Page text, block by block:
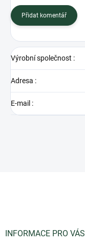
Přidat komentář
Výrobní společnost :
Adresa :
E-mail :
INFORMACE PRO VÁS